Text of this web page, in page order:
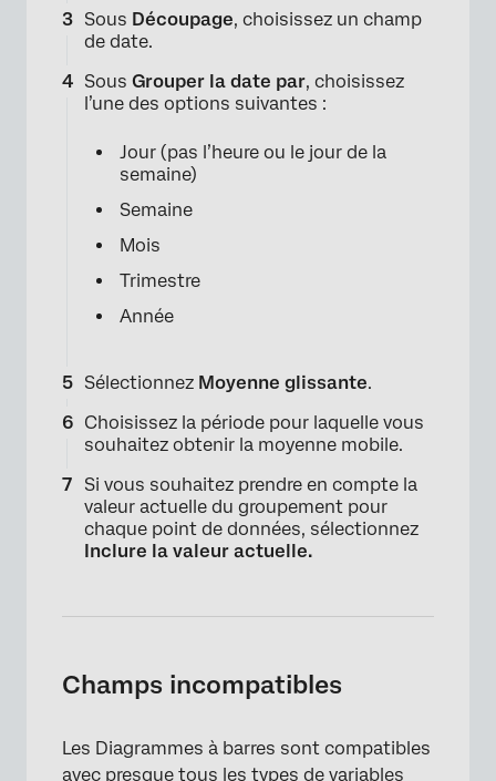
Sous Découpage, choisissez un champ
de date.
Sous Grouper la date par, choisissez
l’une des options suivantes :
Jour (pas l’heure ou le jour de la
semaine)
Semaine
Mois
Trimestre
Année
Sélectionnez Moyenne glissante.
Choisissez la période pour laquelle vous
souhaitez obtenir la moyenne mobile.
Si vous souhaitez prendre en compte la
valeur actuelle du groupement pour
chaque point de données, sélectionnez
Inclure la valeur actuelle.
Champs incompatibles
Les Diagrammes à barres sont compatibles
avec presque tous les types de variables